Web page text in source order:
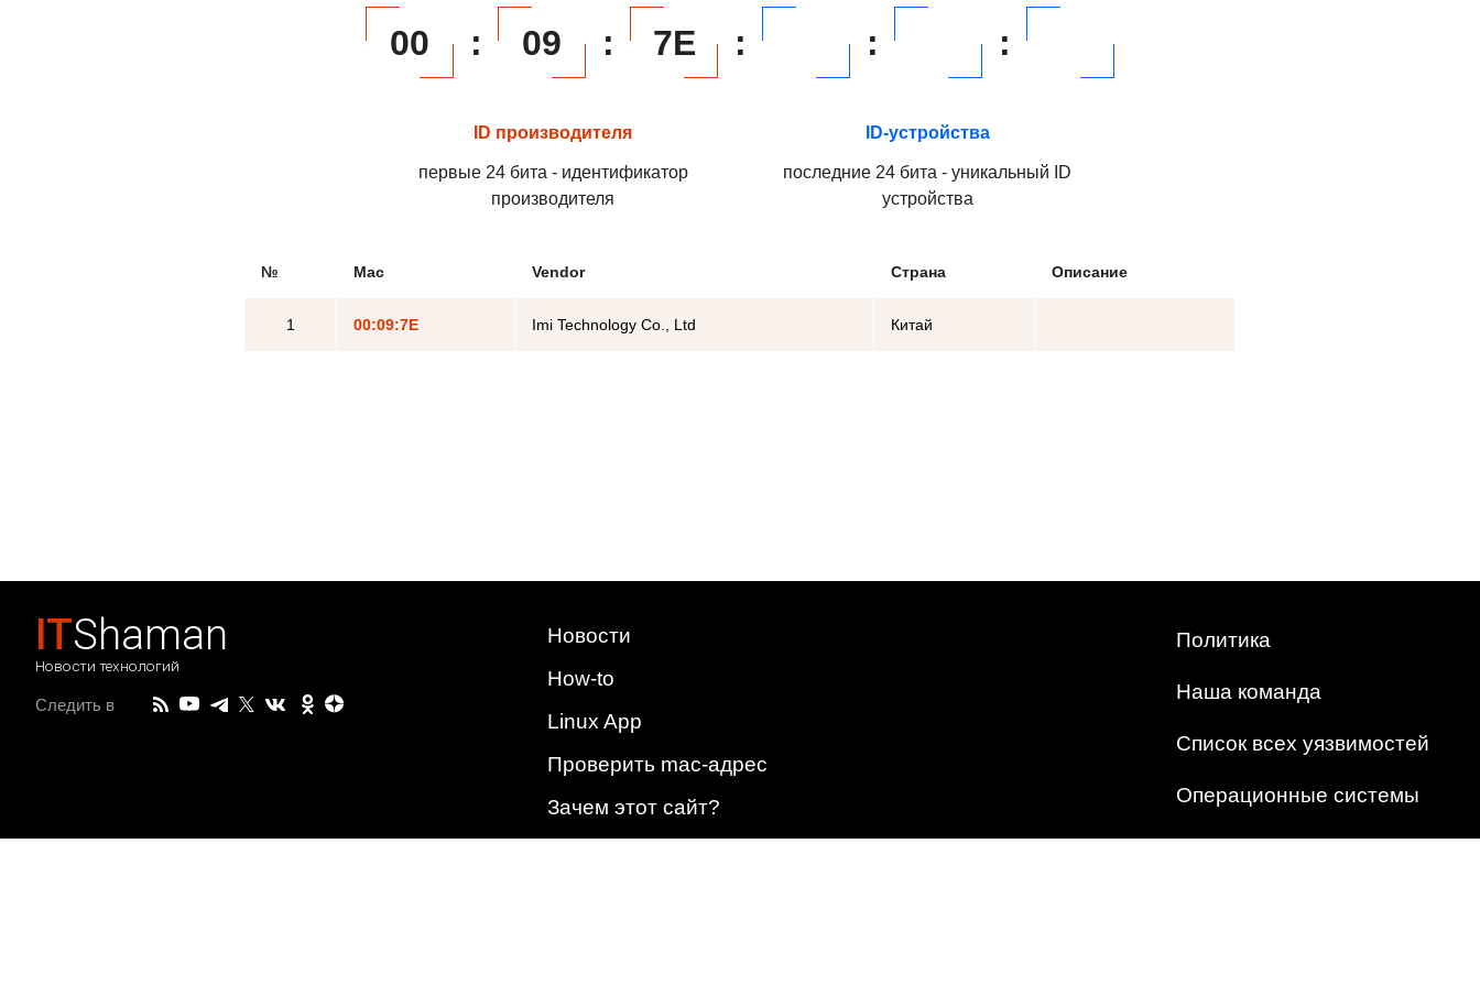
00 : 09 : 7E : : :
ID производителя
первые 24 бита - идентификатор
производителя
ID-устройства
последние 24 бита - уникальный ID
устройства
№ Mac Vendor Страна Описание
1 00:09:7E Imi Technology Co., Ltd Китай
ITShaman
Новости технологий
Следить в
Новости
How-to
Linux App
Проверить mac-адрес
Зачем этот сайт?
Политика
Наша команда
Список всех уязвимостей
Операционные системы